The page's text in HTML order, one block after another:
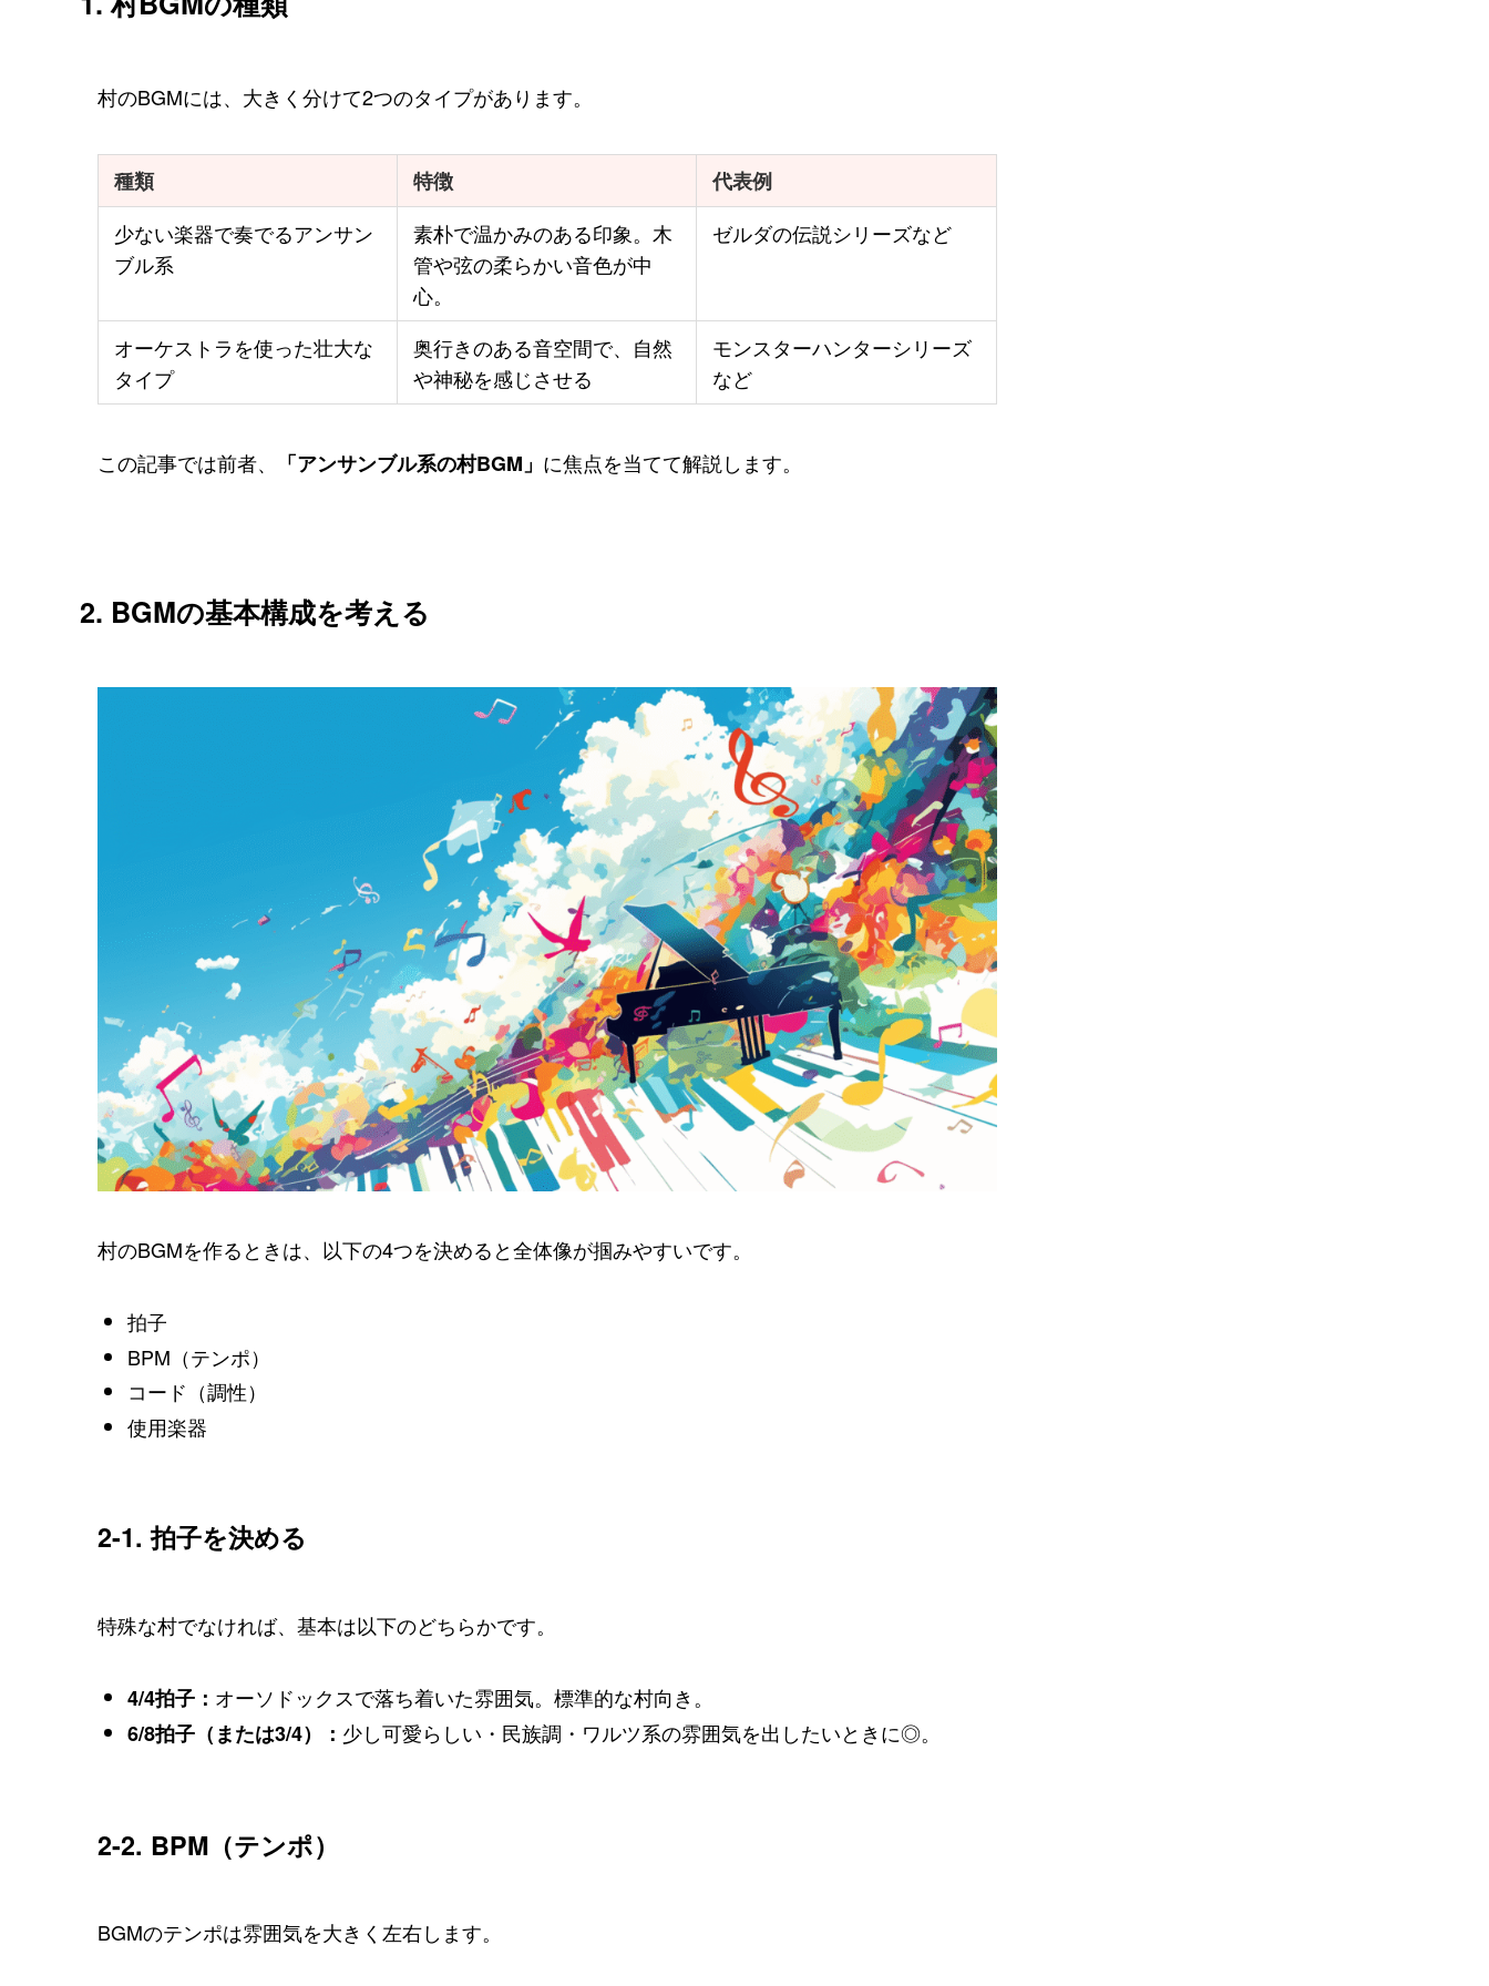
村のBGMには、大きく分けて2つのタイプがあります。
種類 特徴
代表例
少ない楽器で奏でるアンサン
ブル系
素朴で温かみのある印象。木
管や弦の柔らかい音色が中
心。
ゼルダの伝説シリーズなど
オーケストラを使った壮大な
タイプ
奥行きのある音空間で、自然
や神秘を感じさせる
モンスターハンターシリーズ
など
この記事では前者、 「アンサンブル系の村BGM」 に焦点を当てて解説します。
2. BGMの基本構成を考える
村のBGMを作るときは、以下の4つを決めると全体像が掴みやすいです。
拍子
BPM（テンポ）
コード（調性）
使用楽器
2-1. 拍子を決める
特殊な村でなければ、基本は以下のどちらかです。
4/4拍子： オーソドックスで落ち着いた雰囲気。標準的な村向き。
6/8拍子（または3/4）： 少し可愛らしい・民族調・ワルツ系の雰囲気を出したいときに◎。
2-2. BPM（テンポ）
BGMのテンポは雰囲気を大きく左右します。